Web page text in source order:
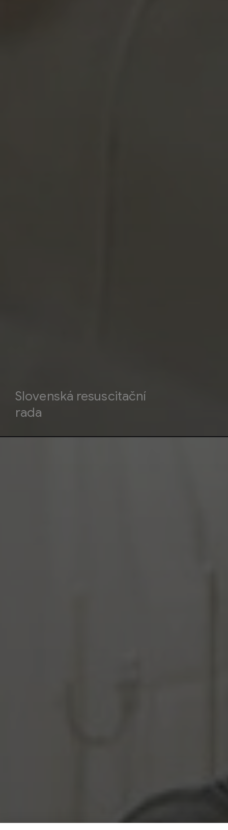
Slovenská resuscitační
rada